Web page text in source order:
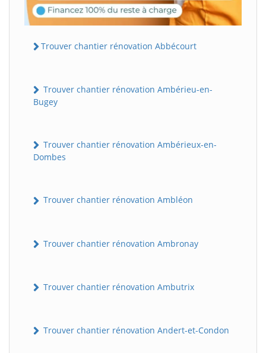
Trouver chantier rénovation Abbécourt
Trouver chantier rénovation Ambérieu-en-
Bugey
Trouver chantier rénovation Ambérieux-en-
Dombes
Trouver chantier rénovation Ambléon
Trouver chantier rénovation Ambronay
Trouver chantier rénovation Ambutrix
Trouver chantier rénovation Andert-et-Condon